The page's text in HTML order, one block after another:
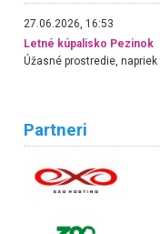
27.06.2026, 16:53
Letné kúpalisko Pezinok
Partneri